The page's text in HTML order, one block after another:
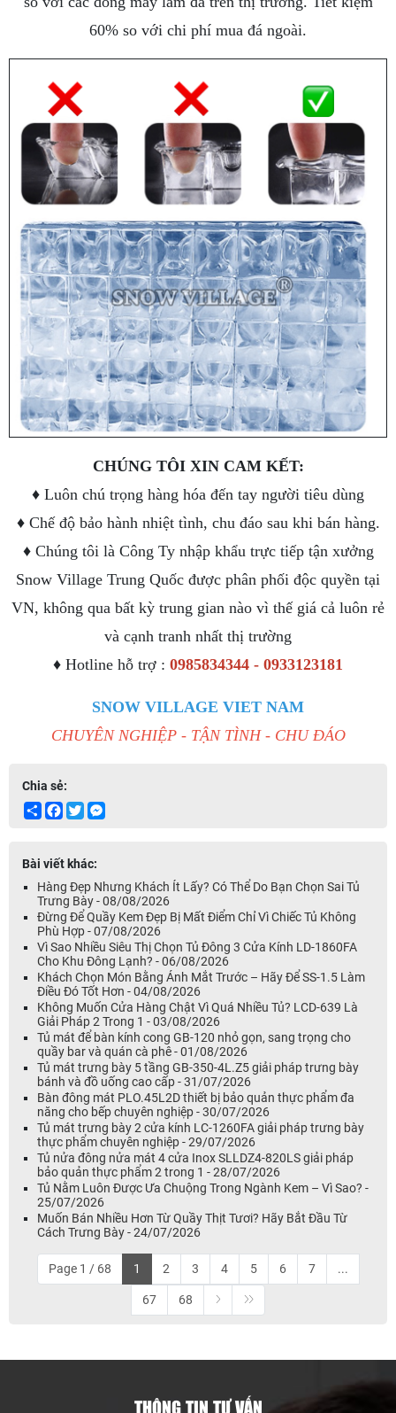
60% so với chi phí mua đá ngoài.
CHÚNG TÔI XIN CAM KẾT:
♦ Luôn chú trọng hàng hóa đến tay người tiêu dùng
♦ Chế độ bảo hành nhiệt tình, chu đáo sau khi bán hàng.
♦ Chúng tôi là Công Ty nhập khẩu trực tiếp tận xưởng
Snow Village Trung Quốc được phân phối độc quyền tại
VN, không qua bất kỳ trung gian nào vì thế giá cả luôn rẻ
và cạnh tranh nhất thị trường
♦ Hotline hỗ trợ : 0985834344 - 0933123181
SNOW VILLAGE VIET NAM
CHUYÊN NGHIỆP - TẬN TÌNH - CHU ĐÁO
Chia sẻ:
ShareFacebook
Twitter
Bài viết khác:
Hàng Đẹp Nhưng Khách Ít Lấy? Có Thể Do Bạn Chọn Sai Tủ
Trưng Bày - 08/08/2026
Đừng Để Quầy Kem Đẹp Bị Mất Điểm Chỉ Vì Chiếc Tủ Không
Phù Hợp - 07/08/2026
Vì Sao Nhiều Siêu Thị Chọn Tủ Đông 3 Cửa Kính LD-1860FA
Cho Khu Đông Lạnh? - 06/08/2026
Khách Chọn Món Bằng Ánh Mắt Trước – Hãy Để SS-1.5 Làm
Điều Đó Tốt Hơn - 04/08/2026
Không Muốn Cửa Hàng Chật Vì Quá Nhiều Tủ? LCD-639 Là
Giải Pháp 2 Trong 1 - 03/08/2026
Tủ mát để bàn kính cong GB-120 nhỏ gọn, sang trọng cho
quầy bar và quán cà phê - 01/08/2026
Tủ mát trưng bày 5 tầng GB-350-4L.Z5 giải pháp trưng bày
bánh và đồ uống cao cấp - 31/07/2026
Bàn đông mát PLO.45L2D thiết bị bảo quản thực phẩm đa
năng cho bếp chuyên nghiệp - 30/07/2026
Tủ mát trưng bày 2 cửa kính LC-1260FA giải pháp trưng bày
thực phẩm chuyên nghiệp - 29/07/2026
Tủ nửa đông nửa mát 4 cửa Inox SLLDZ4-820LS giải pháp
bảo quản thực phẩm 2 trong 1 - 28/07/2026
Tủ Nằm Luôn Được Ưa Chuộng Trong Ngành Kem – Vì Sao? -
25/07/2026
Muốn Bán Nhiều Hơn Từ Quầy Thịt Tươi? Hãy Bắt Đầu Từ
Cách Trưng Bày - 24/07/2026
Page 1 / 68 1 2 3 4 5 6 7 ...
67 68